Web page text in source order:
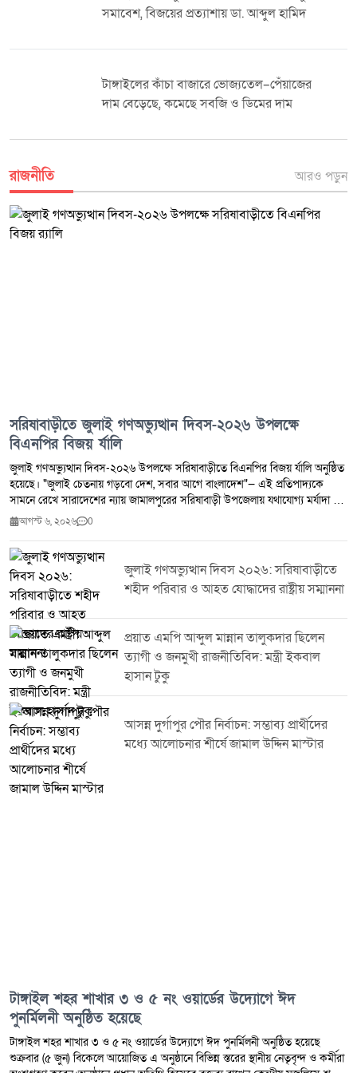
এবং পরিবার পরিকল্পনা সেবার গুরুত্ব তুলে ধরতে গুরুত্বপূর্ণ ভূমিকা রাখবে বলে
ঘাটাইলে উৎসবমুখর স্বেচ্ছাসেবক দিবস পালন
সিরাজগঞ্জে নূরানী স্কলারশীপ বৃত্তি পরীক্ষা অনুষ্ঠিত
রাজনীতি আরও পড়ুন
সরিষাবাড়ীতে জুলাই গণঅভ্যুত্থান দিবস-২০২৬ উপলক্ষে
বিএনপির বিজয় র্যালি
জুলাই গণঅভ্যুত্থান দিবস-২০২৬ উপলক্ষে সরিষাবাড়ীতে বিএনপির বিজয় র্যালি অনুষ্ঠিত
হয়েছে। "জুলাই চেতনায় গড়বো দেশ, সবার আগে বাংলাদেশ"— এই প্রতিপাদ্যকে
সামনে রেখে সারাদেশের ন্যায় জামালপুরের সরিষাবাড়ী উপজেলায় যথাযোগ্য মর্যাদা ও
উৎসাহ-উদ্দীপনার মধ্য দিয়ে দিবসটি পালন করা হয়।দিবসটি উপলক্ষে আয়োজিত
জামালপুর জেলা বিএনপির সভাপতি এবং জাতীয় সংসদের ১৪১ জামালপুর-৪
(সরিষাবাড়ী) আসনের সংসদ সদস্য জননেতা মো. ফরিদুল কবির তালুকদার শামীম।
র্যালিতে বিএনপি ও এর অঙ্গ-সহযোগী সংগঠনের বিপুল সংখ্যক নেতাকর্মী অংশগ্রহণ
করেন। জাতীয় পতাকা, দলীয় পতাকা ও বিভিন্ন ব্যানার-ফেস্টুন বহন করে
অংশগ্রহণকারীরা উপজেলার গুরুত্বপূর্ণ সড়ক প্রদক্ষিণ করেন। এ সময় দিবসটির
তাৎপর্য, গণতান্ত্রিক মূল্যবোধ, জনগণের অধিকার প্রতিষ্ঠা এবং দেশ গঠনে ঐক্যবদ্ধভাবে
কাজ করার প্রত্যয় ব্যক্ত করা হয়।অংশগ্রহণকারীদের প্রাণবন্ত উপস্থিতি ও সুশৃঙ্খল
আয়োজন কর্মসূচিকে আরও প্রাণবন্ত করে তোলে। বিজয় র্যালি ঘিরে উৎসবমুখর
পরিবেশ সৃষ্টি হয় এবং বিভিন্ন শ্রেণি-পেশার মানুষের স্বতঃস্ফূর্ত অংশগ্রহণ অনুষ্ঠানকে
তাৎপর্যময় করে তোলে।প্রতিবেদক: রফিকুল ইসলাম, সভাপতি, বাংলাদেশ রিপোর্টার্স
ক্লাব ট্রাস্ট, সরিষাবাড়ী উপজেলা শাখা, জামালপুর।
আগস্ট ৬, ২০২৬ 0
জুলাই গণঅভ্যুত্থান দিবস ২০২৬: সরিষাবাড়ীতে
শহীদ পরিবার ও আহত যোদ্ধাদের রাষ্ট্রীয় সম্মাননা
প্রয়াত এমপি আব্দুল মান্নান তালুকদার ছিলেন
ত্যাগী ও জনমুখী রাজনীতিবিদ: মন্ত্রী ইকবাল
হাসান টুকু
আসন্ন দুর্গাপুর পৌর নির্বাচন: সম্ভাব্য প্রার্থীদের
মধ্যে আলোচনার শীর্ষে জামাল উদ্দিন মাস্টার
টাঙ্গাইল শহর শাখার ৩ ও ৫ নং ওয়ার্ডের উদ্যোগে ঈদ
পুনর্মিলনী অনুষ্ঠিত হয়েছে
টাঙ্গাইল শহর শাখার ৩ ও ৫ নং ওয়ার্ডের উদ্যোগে ঈদ পুনর্মিলনী অনুষ্ঠিত হয়েছে
শুক্রবার (৫ জুন) বিকেলে আয়োজিত এ অনুষ্ঠানে বিভিন্ন স্তরের স্থানীয় নেতৃবৃন্দ ও কর্মীরা